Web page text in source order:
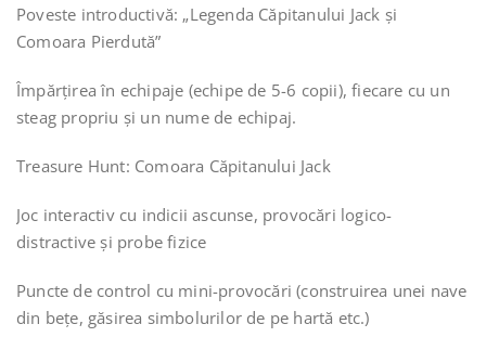
Poveste introductivă: „Legenda Căpitanului Jack și
Comoara Pierdută”
Împărțirea în echipaje (echipe de 5-6 copii), fiecare cu un
steag propriu și un nume de echipaj.
Treasure Hunt: Comoara Căpitanului Jack
Joc interactiv cu indicii ascunse, provocări logico-
distractive și probe fizice
Puncte de control cu mini-provocări (construirea unei nave
din bețe, găsirea simbolurilor de pe hartă etc.)